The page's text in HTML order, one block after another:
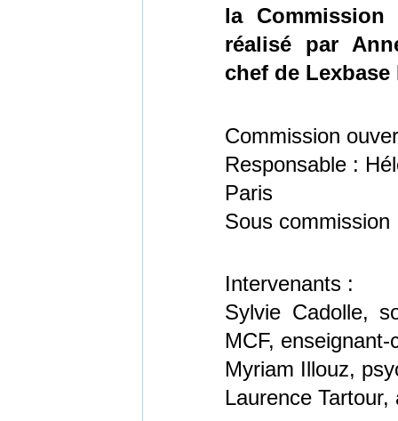
la
réalisé par
chef de
Commission
Responsable :
Paris
Sous commission
Intervenants :
Sylvie Cadolle,
MCF,
Myriam Illouz,
Laurence